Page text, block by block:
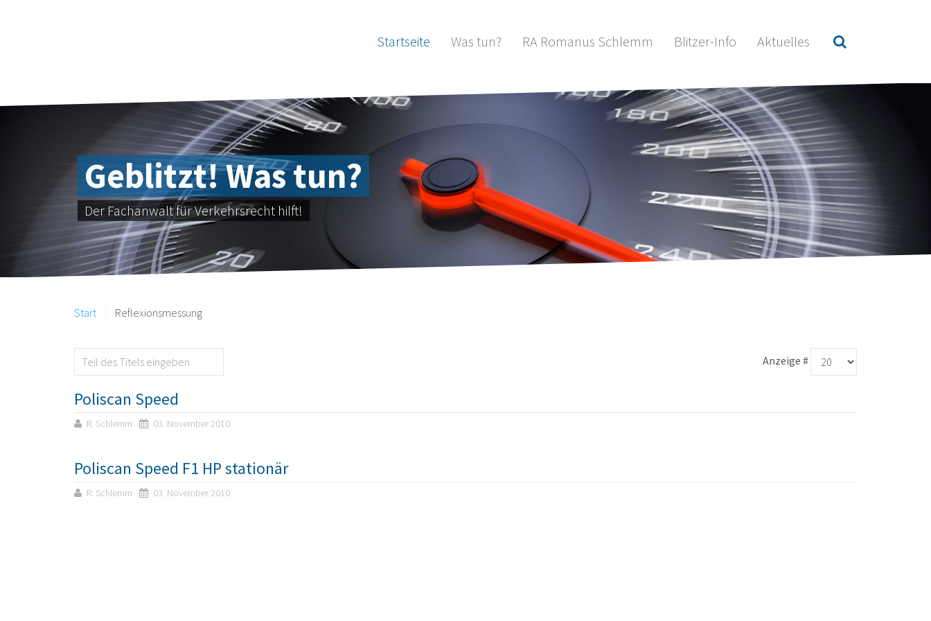
Startseite Was tun? RA Romanus Schlemm Blitzer-Info Aktuelles
Geblitzt! Was tun?
Der Fachanwalt für Verkehrsrecht hilft!
Start Reflexionsmessung
Anzeige #
Poliscan Speed
R. Schlemm 03. November 2010
Poliscan Speed F1 HP stationär
R. Schlemm 03. November 2010